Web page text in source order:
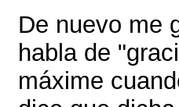
De nuevo me
habla de
máxime